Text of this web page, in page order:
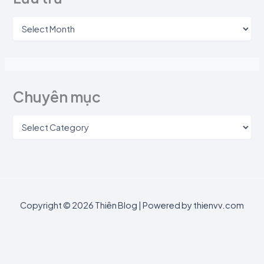
Chuyên mục
Copyright © 2026 Thiên Blog | Powered by thienvv.com